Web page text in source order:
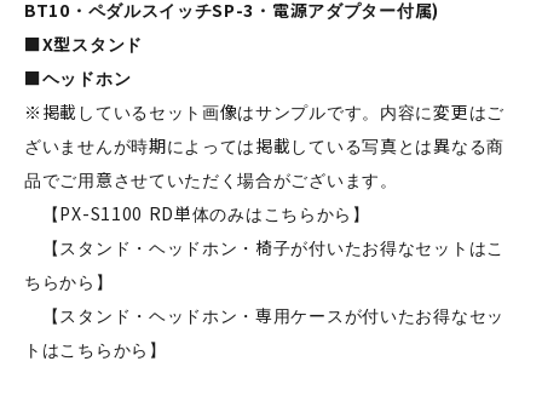
BT10・ペダルスイッチSP-3・電源アダプター付属)
■X型スタンド
■ヘッドホン
※掲載しているセット画像はサンプルです。内容に変更はご
ざいませんが時期によっては掲載している写真とは異なる商
品でご用意させていただく場合がございます。
【PX-S1100 RD単体のみはこちらから】
【スタンド・ヘッドホン・椅子が付いたお得なセットはこ
ちらから】
【スタンド・ヘッドホン・専用ケースが付いたお得なセッ
トはこちらから】